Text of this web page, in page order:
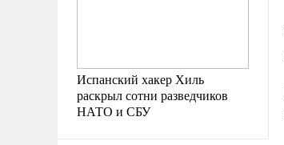
Испанский хакер Хиль
раскрыл сотни разведчиков
НАТО и СБУ